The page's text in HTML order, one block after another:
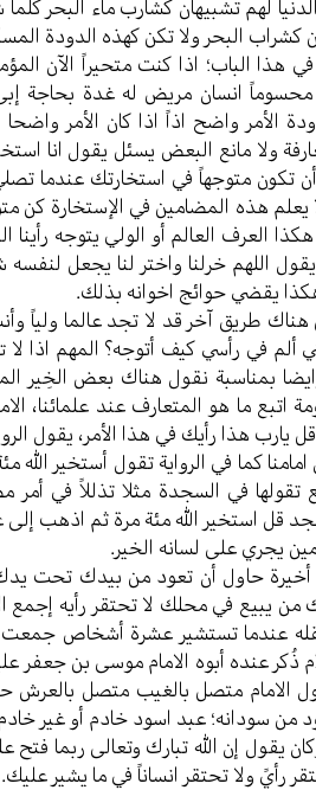
لهم تشبیهان کشارب ماء البحر
کشراب البحر ولا تکن کهذه الدودة
في هذا الباب؛ اذا کنت متحیراً الآن
محسوماً انسان مریض له غدة بحاجة
الأمر واضح اذاً اذا کان الأمر
ولا مانع البعض یسئل یقول انا
أن تکون متوجهاً في استخارتك عندما
یعلم هذه المضامین في الإستخارة کن
العرف العالم أو الولي یتوجه
یقول اللهم خرلنا واختر لنا یجعل
یقضي حوائج اخوانه بذلك.
هناك طریق آخر قد لا تجد عالما ولیاً
ألم في رأسي کیف أتوجه؟ المهم اذا
بمناسبة نقول هناك بعض الخِیر
اتبع ما هو المتعارف عند علمائنا،
یارب هذا رأيك في هذا الأمر، یقول
کما في الروایة تقول أستخیر
تقولها في السجدة مثلا تذللاً في
قل استخیر الله مئة مرة ثم اذهب إلی
یجري علی لسانه الخیر.
أخيرة حاول أن تعود من بیدك تحت
یبیع في محلك لا تحتقر رأيه إجمع
عندما تستشیر عشرة أشخاص جمعت
ذُکر عنده أبوه الامام موسی بن جعفر
الامام متصل بالغیب متصل بالعرش
من سودانه؛ عبد اسود خادم أو غیر
یقول إن الله تبارك وتعالی ربما
رأيً ولا تحتقر انساناً في ما یشیر علیك.